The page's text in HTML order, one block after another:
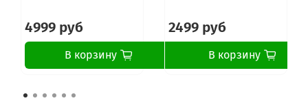
F2J5WS3W.ABWPCIS F2J5WYR3W.ABWPCIS
F2J5WS4L.ALSPCIS F2J5WYR4L.ALSPCIS
F2J5WS6W.ABWPCIS F2J5WYR6W.ABWPCIS
F2J6HS0W.ABWPCIS F2J6HYR0W.ABWPCIS
F2J6HS1L.ALSPRUS F2J6HYR1L.ALSPRUS
4999 руб
В корзину
2499 руб
В корзину